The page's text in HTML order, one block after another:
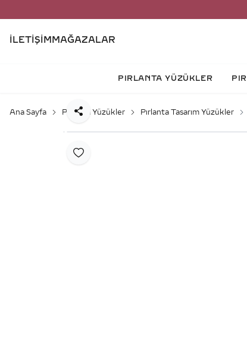
İLETIŞIM MAĞAZALAR
PIRLANTA YÜZÜKLER
Ana Sayfa Pırlanta Yüzükler Pırlanta Tasarım Yüzükler
Favoriye Ekle
Paylaş